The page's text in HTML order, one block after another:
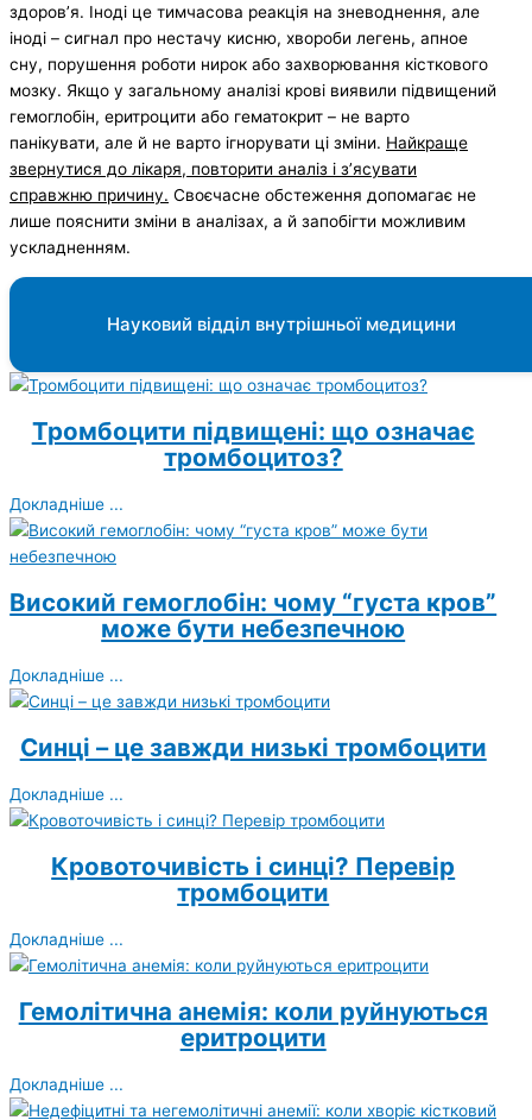
здоров’я. Іноді це тимчасова реакція на зневоднення, але
іноді – сигнал про нестачу кисню, хвороби легень, апное
сну, порушення роботи нирок або захворювання кісткового
мозку. Якщо у загальному аналізі крові виявили підвищений
гемоглобін, еритроцити або гематокрит – не варто
панікувати, але й не варто ігнорувати ці зміни. Найкраще
звернутися до лікаря, повторити аналіз і з’ясувати
справжню причину. Своєчасне обстеження допомагає не
лише пояснити зміни в аналізах, а й запобігти можливим
ускладненням.
Науковий відділ внутрішньої медицини
Тромбоцити підвищені: що означає
тромбоцитоз?
Докладніше ...
Високий гемоглобін: чому “густа кров”
може бути небезпечною
Докладніше ...
Синці – це завжди низькі тромбоцити
Докладніше ...
Кровоточивість і синці? Перевір
тромбоцити
Докладніше ...
Гемолітична анемія: коли руйнуються
еритроцити
Докладніше ...